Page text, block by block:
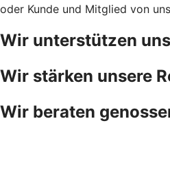
oder Kunde und Mitglied von
Wir unterstützen
Wir stärken unsere
Wir beraten